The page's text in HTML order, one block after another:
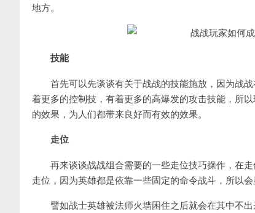
地方。
技能
首先可以先谈谈有关于战战的技能施放，因为战战
着更多的控制技，有着更多的高爆发的攻击技能，所
的效果，为人们都带来良好而有效的效果。
走位
再来谈谈战战组合需要的一些走位技巧操作，在走
走位，因为英雄都是依靠一些固定的命令战斗，所以会
譬如战士英雄被法师火墙困住之后就会在其中不出